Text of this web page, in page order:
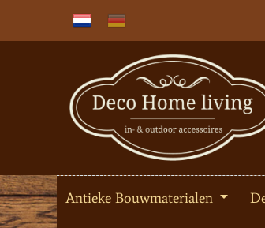
Antieke Bouwmaterialen